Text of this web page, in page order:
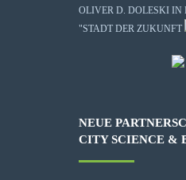
OLIVER D. DOLESKI IN
"STADT DER ZUKUNFT
NEUE
CITY SCIENCE &